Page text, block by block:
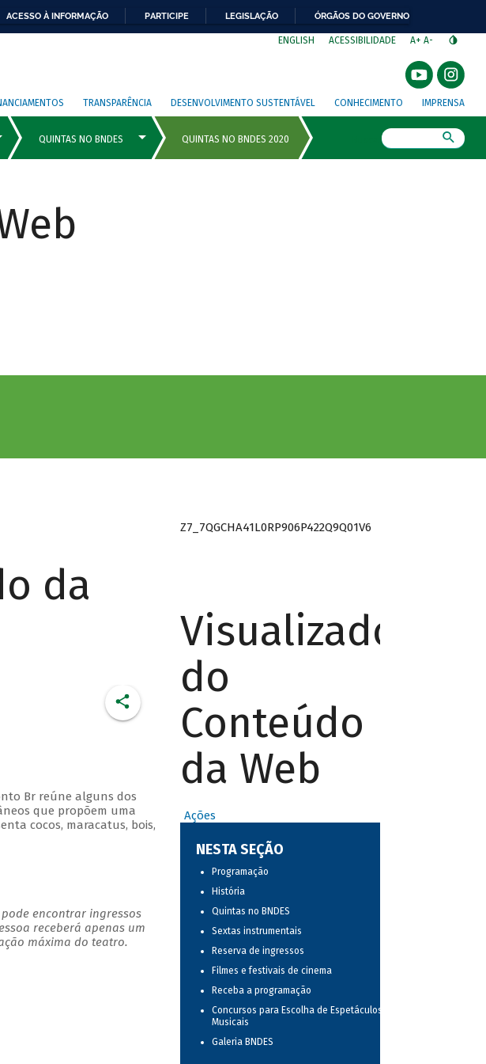
ACESSO À INFORMAÇÃO PARTICIPE LEGISLAÇÃO ÓRGÃOS DO GOVERNO
ENGLISH ACESSIBILIDADE A+ A-
TRANSPARÊNCIA DESENVOLVIMENTO SUSTENTÁVEL CONHECIMENTO IMPRENSA
da
Br reúne alguns dos
que propõem uma
cocos, maracatus, bois,
encontrar ingressos
receberá apenas um
máxima do teatro.
Z7_7QGCHA41L0RP906P422Q9Q01V6
Visualizador
do
Conteúdo
da Web
Ações
NESTA SEÇÃO
Programação
História
Quintas no BNDES
Sextas instrumentais
Reserva de ingressos
Filmes e festivais de cinema
Receba a programação
Concursos para Escolha de Espetáculos
Musicais
Galeria BNDES